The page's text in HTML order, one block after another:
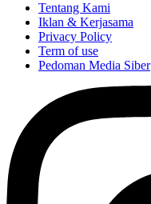
Tentang Kami
Iklan & Kerjasama
Privacy Policy
Term of use
Pedoman Media Siber